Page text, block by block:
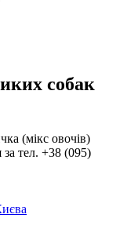
собак
(мікс овочів)
тел. +38 (095)